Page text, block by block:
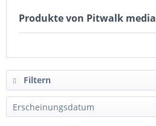
Produkte von Pitwalk media
Filtern